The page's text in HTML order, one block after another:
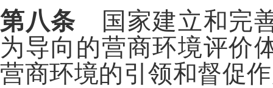
第八条 国家建立和完
为导向的营商环境评价
营商环境的引领和督促